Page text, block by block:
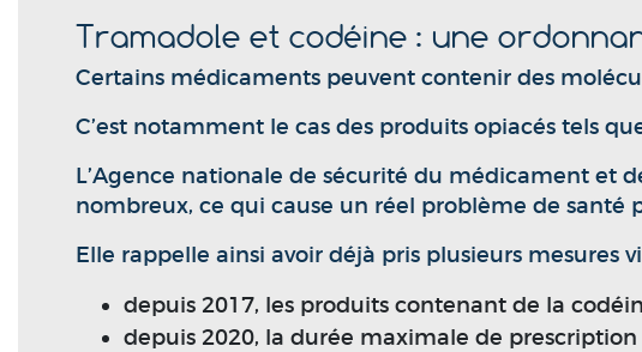
Tramadole et codéine : une
Certains médicaments peuvent contenir des
C’est notamment le cas des produits opiacés tels
L’Agence nationale de sécurité du médicament et
nombreux, ce qui cause un réel problème de santé
Elle rappelle ainsi avoir déjà pris plusieurs mesures
depuis 2017, les produits contenant de la
depuis 2020, la durée maximale de